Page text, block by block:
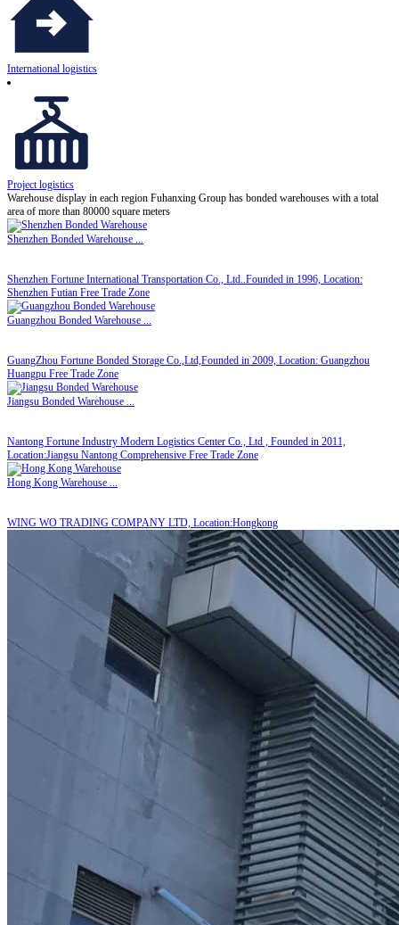
International logistics
Project logistics
Warehouse display in each region Fuhanxing Group has bonded warehouses with a total
area of more than 80000 square meters
Shenzhen Bonded Warehouse ...
Shenzhen Fortune International Transportation Co., Ltd..Founded in 1996, Location:
Shenzhen Futian Free Trade Zone
Guangzhou Bonded Warehouse ...
GuangZhou Fortune Bonded Storage Co.,Ltd,Founded in 2009, Location: Guangzhou
Huangpu Free Trade Zone
Jiangsu Bonded Warehouse ...
Nantong Fortune Industry Modern Logistics Center Co., Ltd , Founded in 2011,
Location:Jiangsu Nantong Comprehensive Free Trade Zone
Hong Kong Warehouse ...
WING WO TRADING COMPANY LTD, Location:Hongkong